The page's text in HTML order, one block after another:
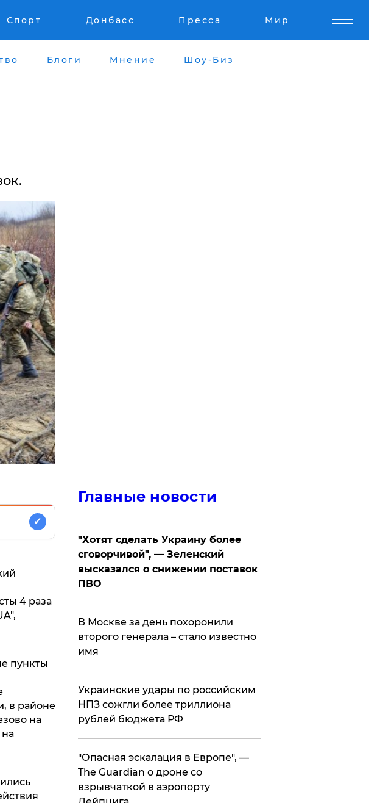
Спорт Донбасс Пресса Мир
Блоги Мнение Шоу-Биз
✓
4 раза
пункты
в районе
на
Главные новости
​"Хотят сделать Украину более
сговорчивой", — Зеленский
высказался о снижении поставок
ПВО
В Москве за день похоронили
второго генерала – стало известно
имя
Украинские удары по российским
НПЗ сожгли более триллиона
рублей бюджета РФ
"Опасная эскалация в Европе", —
The Guardian о дроне со
взрывчаткой в аэропорту